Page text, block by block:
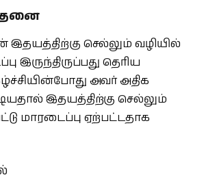
இதயத்திற்கு செல்லும் வழியில்
இருந்திருப்பது தெரிய
அவர் அதிக
இதயத்திற்கு செல்லும்
மாரடைப்பு ஏற்பட்டதாக